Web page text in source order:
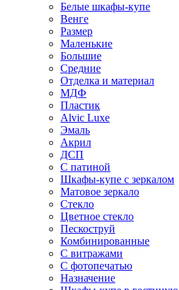
Белые шкафы-купе
Венге
Размер
Маленькие
Большие
Средние
Отделка и материал
МДФ
Пластик
Alvic Luxe
Эмаль
Акрил
ДСП
С патиной
Шкафы-купе с зеркалом
Матовое зеркало
Стекло
Цветное стекло
Пескоструй
Комбинированные
С витражами
С фотопечатью
Назначение